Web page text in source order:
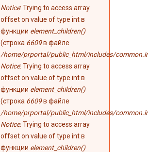
Notice: Trying to access array
offset on value of type int в
функции element_children()
(строка 6609в файле
/home/prportal/public_html/includes/
Notice: Trying to access array
offset on value of type int в
функции element_children()
(строка 6609в файле
/home/prportal/public_html/includes/
Notice: Trying to access array
offset on value of type int в
функции element_children()